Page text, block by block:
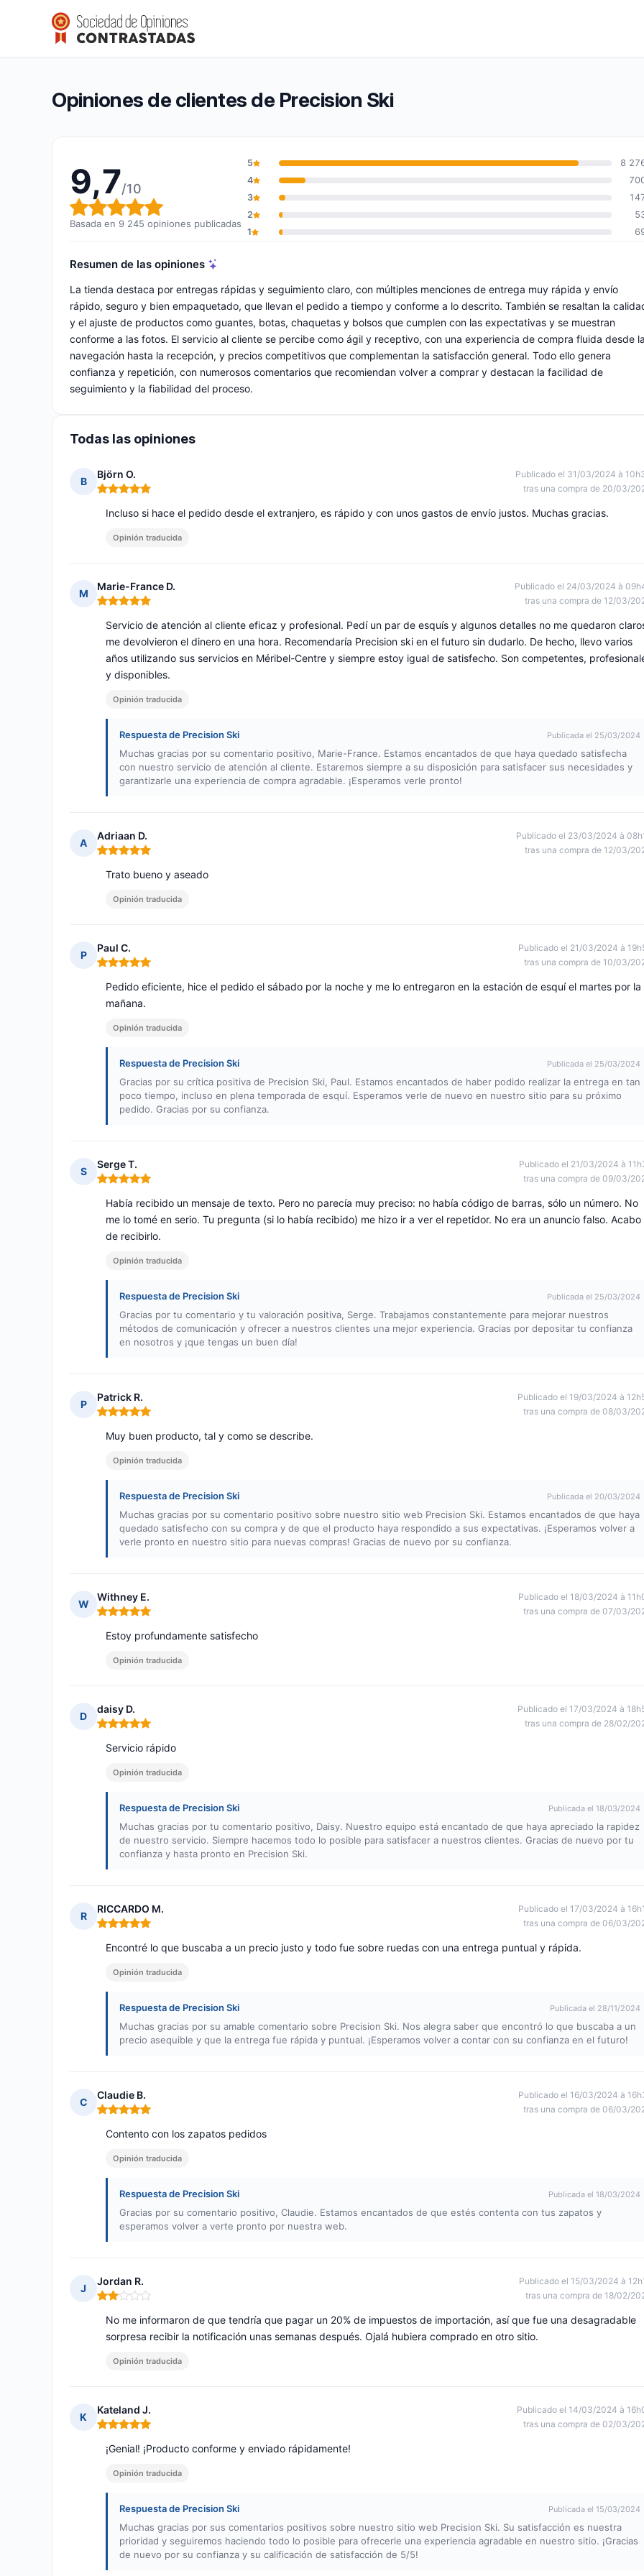
Precision Ski
Calificación global: 9,7 de 10
9,7/10(9 245 opiniones)
Opiniones de clientes de Precision Ski
9,7/10
Calificación global: 9,7 de 10
Basada en 9 245 opiniones publicadas
5
8
4
3
2
1
Resumen de las opiniones
La tienda destaca por entregas rápidas y seguimiento claro, con múltiples menciones de entrega muy rápida y envío
rápido, seguro y bien empaquetado, que llevan el pedido a tiempo y conforme a lo descrito. También se resaltan la
y el ajuste de productos como guantes, botas, chaquetas y bolsos que cumplen con las expectativas y se muestran
conforme a las fotos. El servicio al cliente se percibe como ágil y receptivo, con una experiencia de compra fluida desde la
navegación hasta la recepción, y precios competitivos que complementan la satisfacción general. Todo ello genera
confianza y repetición, con numerosos comentarios que recomiendan volver a comprar y destacan la facilidad de
seguimiento y la fiabilidad del proceso.
Todas las opiniones
B
Björn O.
Nota: 5 de 5
Publicado el 31/03/2024 à
tras una compra de 20/03/
Incluso si hace el pedido desde el extranjero, es rápido y con unos gastos de envío justos. Muchas gracias.
Opinión traducida
M
Marie-France D.
Nota: 5 de 5
Publicado el 24/03/2024 à
tras una compra de 12/03/
Servicio de atención al cliente eficaz y profesional. Pedí un par de esquís y algunos detalles no me quedaron
me devolvieron el dinero en una hora. Recomendaría Precision ski en el futuro sin dudarlo. De hecho, llevo varios
años utilizando sus servicios en Méribel-Centre y siempre estoy igual de satisfecho. Son competentes,
y disponibles.
Opinión traducida
Respuesta de Precision Ski Publicada el 25/03/2024
Muchas gracias por su comentario positivo, Marie-France. Estamos encantados de que haya quedado satisfecha
con nuestro servicio de atención al cliente. Estaremos siempre a su disposición para satisfacer sus necesidades y
garantizarle una experiencia de compra agradable. ¡Esperamos verle pronto!
A
Adriaan D.
Nota: 5 de 5
Publicado el 23/03/2024 à
tras una compra de 12/03/
Trato bueno y aseado
Opinión traducida
P
Paul C.
Nota: 5 de 5
Publicado el 21/03/2024 à
tras una compra de 10/03/
Pedido eficiente, hice el pedido el sábado por la noche y me lo entregaron en la estación de esquí el martes por la
mañana.
Opinión traducida
Respuesta de Precision Ski Publicada el 25/03/2024
Gracias por su crítica positiva de Precision Ski, Paul. Estamos encantados de haber podido realizar la entrega en tan
poco tiempo, incluso en plena temporada de esquí. Esperamos verle de nuevo en nuestro sitio para su próximo
pedido. Gracias por su confianza.
S
Serge T.
Nota: 5 de 5
Publicado el 21/03/2024 à
tras una compra de 09/03/
Había recibido un mensaje de texto. Pero no parecía muy preciso: no había código de barras, sólo un número. No
me lo tomé en serio. Tu pregunta (si lo había recibido) me hizo ir a ver el repetidor. No era un anuncio falso. Acabo
de recibirlo.
Opinión traducida
Respuesta de Precision Ski Publicada el 25/03/2024
Gracias por tu comentario y tu valoración positiva, Serge. Trabajamos constantemente para mejorar nuestros
métodos de comunicación y ofrecer a nuestros clientes una mejor experiencia. Gracias por depositar tu confianza
en nosotros y ¡que tengas un buen día!
P
Patrick R.
Nota: 5 de 5
Publicado el 19/03/2024 à
tras una compra de 08/03/
Muy buen producto, tal y como se describe.
Opinión traducida
Respuesta de Precision Ski Publicada el 20/03/2024
Muchas gracias por su comentario positivo sobre nuestro sitio web Precision Ski. Estamos encantados de que haya
quedado satisfecho con su compra y de que el producto haya respondido a sus expectativas. ¡Esperamos volver a
verle pronto en nuestro sitio para nuevas compras! Gracias de nuevo por su confianza.
W
Withney E.
Nota: 5 de 5
Publicado el 18/03/2024 à
tras una compra de 07/03/
Estoy profundamente satisfecho
Opinión traducida
D
daisy D.
Nota: 5 de 5
Publicado el 17/03/2024 à
tras una compra de 28/02/
Servicio rápido
Opinión traducida
Respuesta de Precision Ski Publicada el 18/03/2024
Muchas gracias por tu comentario positivo, Daisy. Nuestro equipo está encantado de que haya apreciado la rapidez
de nuestro servicio. Siempre hacemos todo lo posible para satisfacer a nuestros clientes. Gracias de nuevo por tu
confianza y hasta pronto en Precision Ski.
R
RICCARDO M.
Nota: 5 de 5
Publicado el 17/03/2024 à
tras una compra de 06/03/
Encontré lo que buscaba a un precio justo y todo fue sobre ruedas con una entrega puntual y rápida.
Opinión traducida
Respuesta de Precision Ski Publicada el 28/11/2024
Muchas gracias por su amable comentario sobre Precision Ski. Nos alegra saber que encontró lo que buscaba a un
precio asequible y que la entrega fue rápida y puntual. ¡Esperamos volver a contar con su confianza en el futuro!
C
Claudie B.
Nota: 5 de 5
Publicado el 16/03/2024 à
tras una compra de 06/03/
Contento con los zapatos pedidos
Opinión traducida
Respuesta de Precision Ski Publicada el 18/03/2024
Gracias por su comentario positivo, Claudie. Estamos encantados de que estés contenta con tus zapatos y
esperamos volver a verte pronto por nuestra web.
J
Jordan R.
Nota: 2 de 5
Publicado el 15/03/2024 à
tras una compra de 18/02/
No me informaron de que tendría que pagar un 20% de impuestos de importación, así que fue una desagradable
sorpresa recibir la notificación unas semanas después. Ojalá hubiera comprado en otro sitio.
Opinión traducida
K
Kateland J.
Nota: 5 de 5
Publicado el 14/03/2024 à
tras una compra de 02/03/
¡Genial! ¡Producto conforme y enviado rápidamente!
Opinión traducida
Respuesta de Precision Ski Publicada el 15/03/2024
Muchas gracias por sus comentarios positivos sobre nuestro sitio web Precision Ski. Su satisfacción es nuestra
prioridad y seguiremos haciendo todo lo posible para ofrecerle una experiencia agradable en nuestro sitio. ¡Gracias
de nuevo por su confianza y su calificación de satisfacción de 5/5!